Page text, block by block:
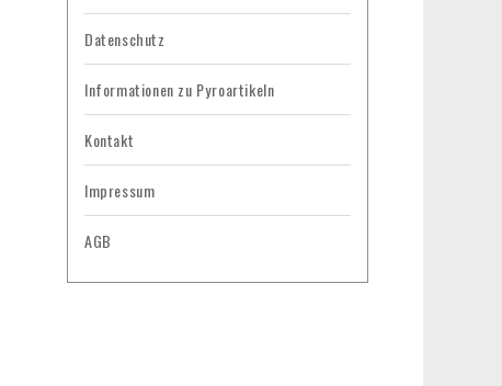
Datenschutz
Informationen zu Pyroartikeln
Kontakt
Impressum
AGB